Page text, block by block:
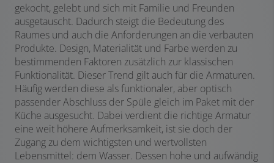
gekocht, gelebt und sich mit Familie und Freunden
ausgetauscht. Dadurch steigt die Bedeutung des
Raumes und auch die Anforderungen an die verbauten
Produkte. Design, Materialität und Farbe werden zu
bestimmenden Faktoren zusätzlich zur klassischen
Funktionalität. Dieser Trend gilt auch für die Armaturen.
Häufig werden diese als funktionaler, aber optisch
passender Abschluss der Spüle gleich im Paket mit der
Küche ausgesucht. Dabei verdient die richtige Armatur
eine weit höhere Aufmerksamkeit, ist sie doch der
Zugang zu dem wichtigsten und wertvollsten
Lebensmittel: dem Wasser. Dessen hohe und aufwändig